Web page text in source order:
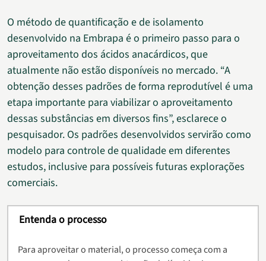
O método de quantificação e de isolamento
desenvolvido na Embrapa é o primeiro passo para o
aproveitamento dos ácidos anacárdicos, que
atualmente não estão disponíveis no mercado. “A
obtenção desses padrões de forma reprodutível é uma
etapa importante para viabilizar o aproveitamento
dessas substâncias em diversos fins”, esclarece o
pesquisador. Os padrões desenvolvidos servirão como
modelo para controle de qualidade em diferentes
estudos, inclusive para possíveis futuras explorações
comerciais.
Entenda o processo
Para aproveitar o material, o processo começa com a